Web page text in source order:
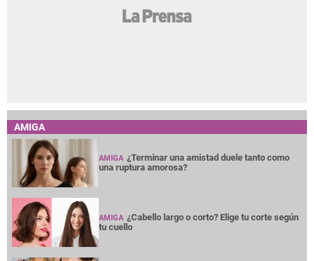
AMIGA
AMIGA ¿Terminar una amistad duele tanto como
una ruptura amorosa?
AMIGA ¿Cabello largo o corto? Elige tu corte según
tu cuello